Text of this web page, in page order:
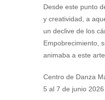
Desde este punto
y creatividad, a
un declive de los
Empobrecimiento,
animaba a este arte.
Centro de Danza
5 al 7 de junio